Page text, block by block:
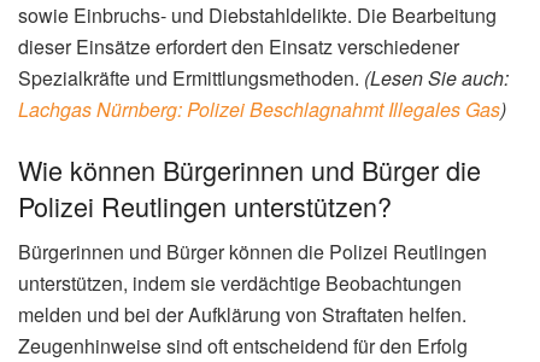
sowie Einbruchs- und Diebstahldelikte. Die Bearbeitung
dieser Einsätze erfordert den Einsatz verschiedener
Spezialkräfte und Ermittlungsmethoden. (Lesen Sie auch:
Lachgas Nürnberg: Polizei Beschlagnahmt Illegales Gas)
Wie können Bürgerinnen und Bürger die
Polizei Reutlingen unterstützen?
Bürgerinnen und Bürger können die Polizei Reutlingen
unterstützen, indem sie verdächtige Beobachtungen
melden und bei der Aufklärung von Straftaten helfen.
Zeugenhinweise sind oft entscheidend für den Erfolg